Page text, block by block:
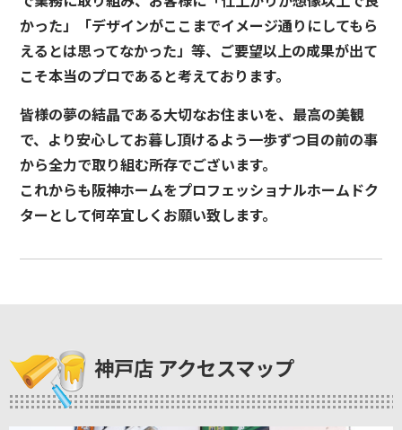
かった」「デザインがここまでイメージ通りにしてもら
えるとは思ってなかった」等、ご要望以上の成果が出て
こそ本当のプロであると考えております。
皆様の夢の結晶である大切なお住まいを、最高の美観
で、より安心してお暮し頂けるよう一歩ずつ目の前の事
から全力で取り組む所存でございます。
これからも阪神ホームをプロフェッショナルホームドク
ターとして何卒宜しくお願い致します。
神戸店 アクセスマップ